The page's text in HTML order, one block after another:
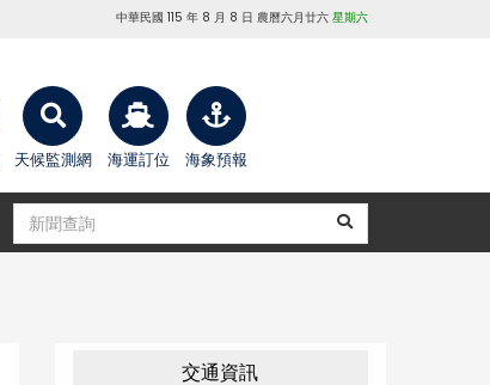
中華民國 115 年 8 月 8 日 農曆六月廿六 星期六
天候監測網 海運訂位 海象預報
交通資訊